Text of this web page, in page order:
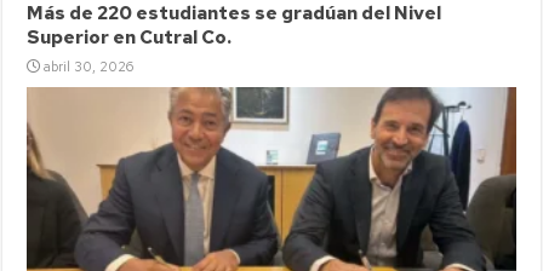
Más de 220 estudiantes se gradúan del Nivel
Superior en Cutral Co.
abril 30, 2026